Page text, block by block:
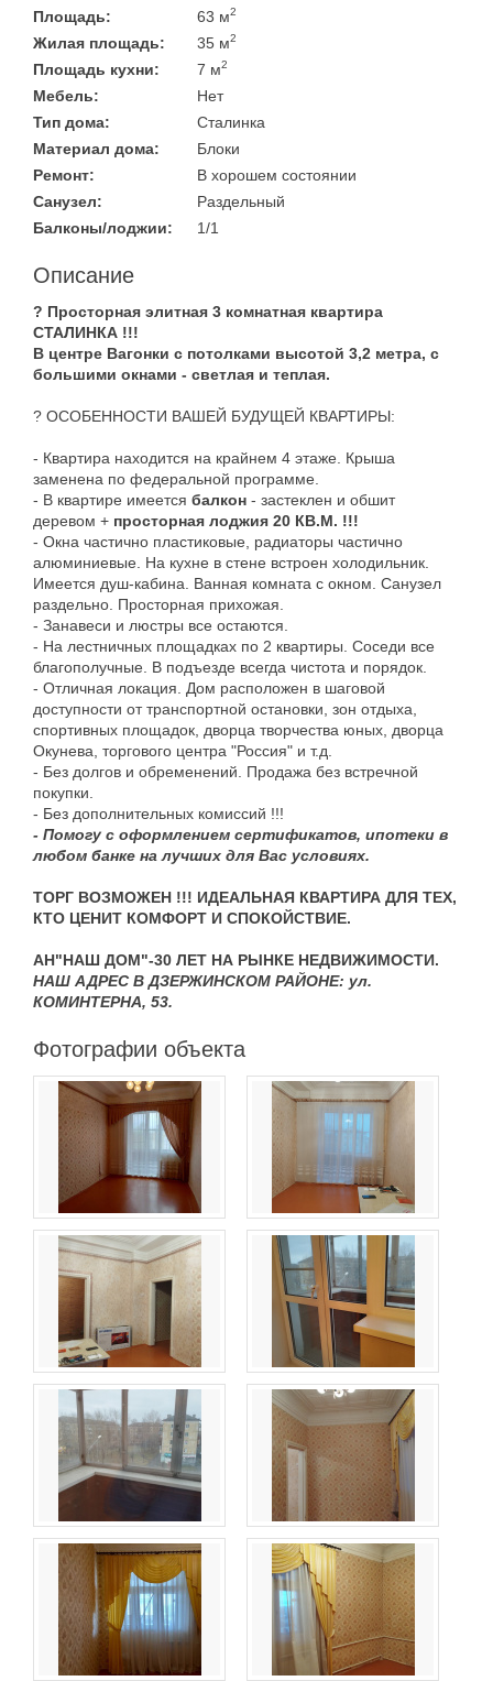
Площадь:
63 м2
Жилая площадь: 35 м2
Площадь кухни: 7 м2
Мебель:
Нет
Тип дома:
Сталинка
Материал дома:
Блоки
Ремонт:
В хорошем состоянии
Санузел:
Раздельный
Балконы/лоджии:
1/1
Описание
? Просторная элитная 3 комнатная квартира
СТАЛИНКА !!!
В центре Вагонки с потолками высотой 3,2 метра, с
большими окнами - светлая и теплая.
? ОСОБЕННОСТИ ВАШЕЙ БУДУЩЕЙ КВАРТИРЫ:
- Квартира находится на крайнем 4 этаже. Крыша
заменена по федеральной программе.
- В квартире имеется балкон - застеклен и обшит
деревом + просторная лоджия 20 КВ.М. !!!
- Окна частично пластиковые, радиаторы частично
алюминиевые. На кухне в стене встроен холодильник.
Имеется душ-кабина. Ванная комната с окном. Санузел
раздельно. Просторная прихожая.
- Занавеси и люстры все остаются.
- На лестничных площадках по 2 квартиры. Соседи все
благополучные. В подъезде всегда чистота и порядок.
- Отличная локация. Дом расположен в шаговой
доступности от транспортной остановки, зон отдыха,
спортивных площадок, дворца творчества юных, дворца
Окунева, торгового центра "Россия" и т.д.
- Без долгов и обременений. Продажа без встречной
покупки.
- Без дополнительных комиссий !!!
- Помогу с оформлением сертификатов, ипотеки в
любом банке на лучших для Вас условиях.
ТОРГ ВОЗМОЖЕН !!! ИДЕАЛЬНАЯ КВАРТИРА ДЛЯ ТЕХ,
КТО ЦЕНИТ КОМФОРТ И СПОКОЙСТВИЕ.
АН"НАШ ДОМ"-30 ЛЕТ НА РЫНКЕ НЕДВИЖИМОСТИ.
НАШ АДРЕС В ДЗЕРЖИНСКОМ РАЙОНЕ: ул.
КОМИНТЕРНА, 53.
Фотографии объекта